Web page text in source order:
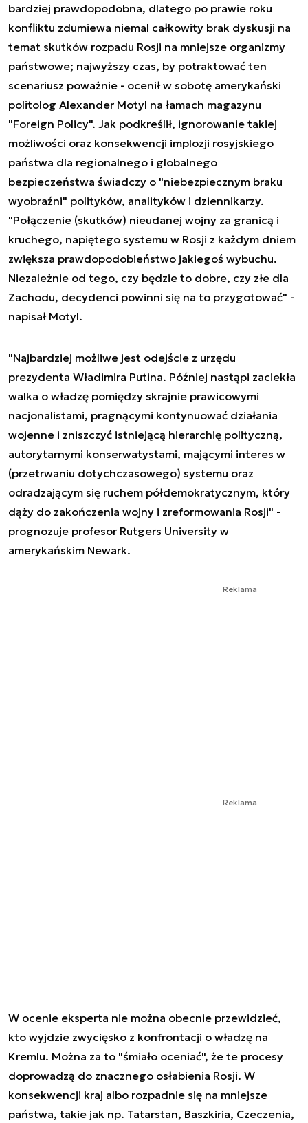
bardziej prawdopodobna, dlatego po prawie roku
konfliktu zdumiewa niemal całkowity brak dyskusji na
temat skutków rozpadu Rosji na mniejsze organizmy
państwowe; najwyższy czas, by potraktować ten
scenariusz poważnie - ocenił w sobotę amerykański
politolog Alexander Motyl na łamach magazynu
"Foreign Policy". Jak podkreślił, ignorowanie takiej
możliwości oraz konsekwencji implozji rosyjskiego
państwa dla regionalnego i globalnego
bezpieczeństwa świadczy o "niebezpiecznym braku
wyobraźni" polityków, analityków i dziennikarzy.
"Połączenie (skutków) nieudanej wojny za granicą i
kruchego, napiętego systemu w Rosji z każdym dniem
zwiększa prawdopodobieństwo jakiegoś wybuchu.
Niezależnie od tego, czy będzie to dobre, czy złe dla
Zachodu, decydenci powinni się na to przygotować" -
napisał Motyl.
"Najbardziej możliwe jest odejście z urzędu
prezydenta Władimira Putina. Później nastąpi zaciekła
walka o władzę pomiędzy skrajnie prawicowymi
nacjonalistami, pragnącymi kontynuować działania
wojenne i zniszczyć istniejącą hierarchię polityczną,
autorytarnymi konserwatystami, mającymi interes w
(przetrwaniu dotychczasowego) systemu oraz
odradzającym się ruchem półdemokratycznym, który
dąży do zakończenia wojny i zreformowania Rosji" -
prognozuje profesor Rutgers University w
amerykańskim Newark.
Reklama
Reklama
W ocenie eksperta nie można obecnie przewidzieć,
kto wyjdzie zwycięsko z konfrontacji o władzę na
Kremlu. Można za to "śmiało oceniać", że te procesy
doprowadzą do znacznego osłabienia Rosji. W
konsekwencji kraj albo rozpadnie się na mniejsze
państwa, takie jak np. Tatarstan, Baszkiria, Czeczenia,